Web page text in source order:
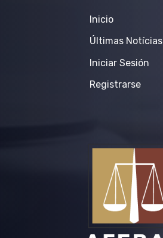
Inicio
Últimas Notícias
Iniciar Sesión
Registrarse